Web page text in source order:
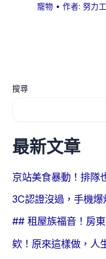
寵物 • 作者:努力
搜尋
最新文章
京站美食暴動！排隊
3C認證沒過，手機爆
## 租屋族福音！房
欸！原來這樣做，人